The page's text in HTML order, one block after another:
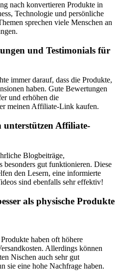
nach konvertieren⁤ Produkte in
Technologie und persönliche
sprechen viele Menschen an
und‌ Testimonials für
immer ⁤darauf, ⁢dass die ​Produkte,
haben. Gute Bewertungen
​und erhöhen die
meinen​ Affiliate-Link kaufen.
Affiliate-
Blogbeiträge,
besonders ‌gut funktionieren. Diese
den Lesern, ‌eine informierte​
sind ebenfalls ‍sehr effektiv!
als physische Produkte
haben oft höhere
Allerdings können
Nischen ⁤auch sehr gut
sie eine​ hohe​ Nachfrage‍ haben.